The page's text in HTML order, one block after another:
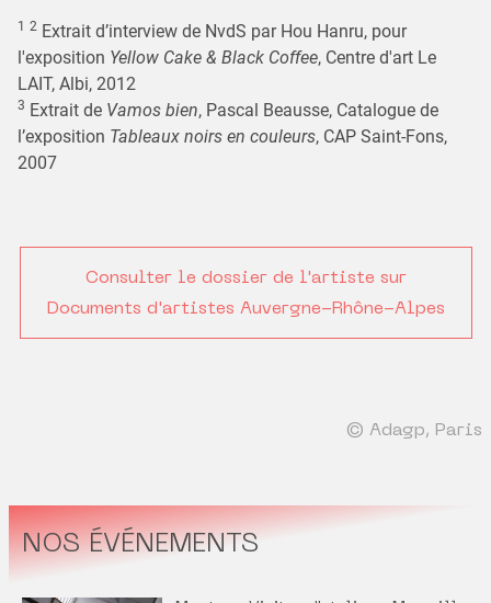
1 2 Extrait d’interview de NvdS par Hou Hanru, pour
l'exposition Yellow Cake & Black Coffee, Centre d'art Le
LAIT, Albi, 2012
3 Extrait de Vamos bien, Pascal Beausse, Catalogue de
l’exposition Tableaux noirs en couleurs, CAP Saint-Fons,
2007
Consulter le dossier de l'artiste sur
Documents d'artistes Auvergne-Rhône-Alpes
© Adagp, Paris
NOS ÉVÉNEMENTS